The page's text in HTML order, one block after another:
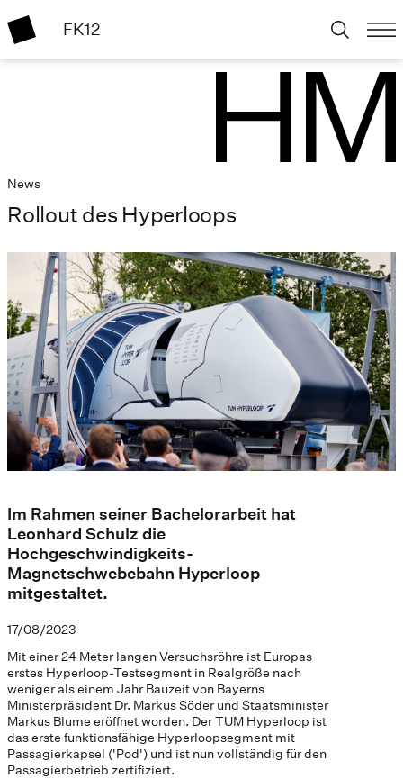
FK12
News
Rollout des Hyperloops
Im Rahmen seiner Bachelorarbeit hat
Leonhard Schulz die
Hochgeschwindigkeits-
Magnetschwebebahn Hyperloop
mitgestaltet.
17/08/2023
Mit einer 24 Meter langen Versuchsröhre ist Europas
erstes Hyperloop-Testsegment in Realgröße nach
weniger als einem Jahr Bauzeit von Bayerns
Ministerpräsident Dr. Markus Söder und Staatsminister
Markus Blume eröffnet worden. Der TUM Hyperloop ist
das erste funktionsfähige Hyperloopsegment mit
Passagierkapsel ('Pod') und ist nun vollständig für den
Passagierbetrieb zertifiziert.